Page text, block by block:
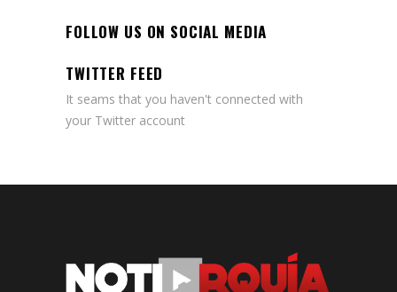
FOLLOW US ON SOCIAL MEDIA
TWITTER FEED
It seams that you haven't connected with
your Twitter account